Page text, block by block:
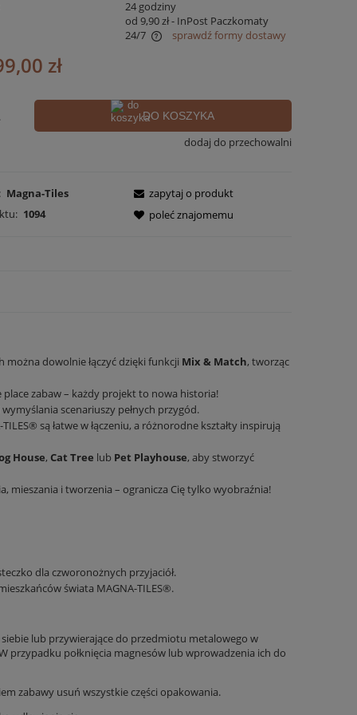
24 godziny
od 9,90 zł- InPost Paczkomaty
24/7
ewentualnych kosztów
sprawdź formy dostawy
zł
DO KOSZYKA
dodaj do przechowalni
Magna-Tiles
1094
zapytaj o produkt
poleć znajomemu
można dowolnie łączyć dzięki funkcji Mix & Match, tworząc
zabaw – każdy projekt to nowa historia!
scenariuszy pełnych przygód.
są łatwe w łączeniu, a różnorodne kształty inspirują
House, Cat Tree lub Pet Playhouse, aby stworzyć
mieszania i tworzenia – ogranicza Cię tylko wyobraźnia!
dla czworonożnych przyjaciół.
świata MAGNA-TILES®.
lub przywierające do przedmiotu metalowego w
przypadku połknięcia magnesów lub wprowadzenia ich do
zabawy usuń wszystkie części opakowania.